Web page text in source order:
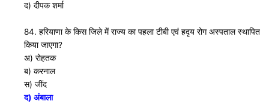
द) दीपक शर्मा
84. हरियाणा के किस जिले में राज्य का पहला टीबी एवं हदृय रोग अस्पताल स्थापित
किया जाएगा?
अ) रोहतक
ब) करनाल
स) जींद
द) अंबाला